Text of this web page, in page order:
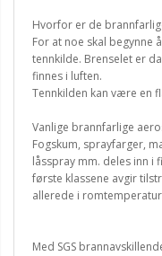
Hvorfor er de
For at noe skal begynne
tennkilde. Brenselet er
finnes i luften.
Tennkilden kan være en
Vanlige brannfarlige
Fogskum, sprayfarger,
låsspray mm. deles inn i
første klassene avgir
allerede i
Med SGS